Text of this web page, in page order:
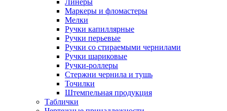
Линеры
Маркеры и фломастеры
Мелки
Ручки капиллярные
Ручки перьевые
Ручки со стираемыми чернилами
Ручки шариковые
Ручки-роллеры
Стержни чернила и тушь
Точилки
Штемпельная продукция
Таблички